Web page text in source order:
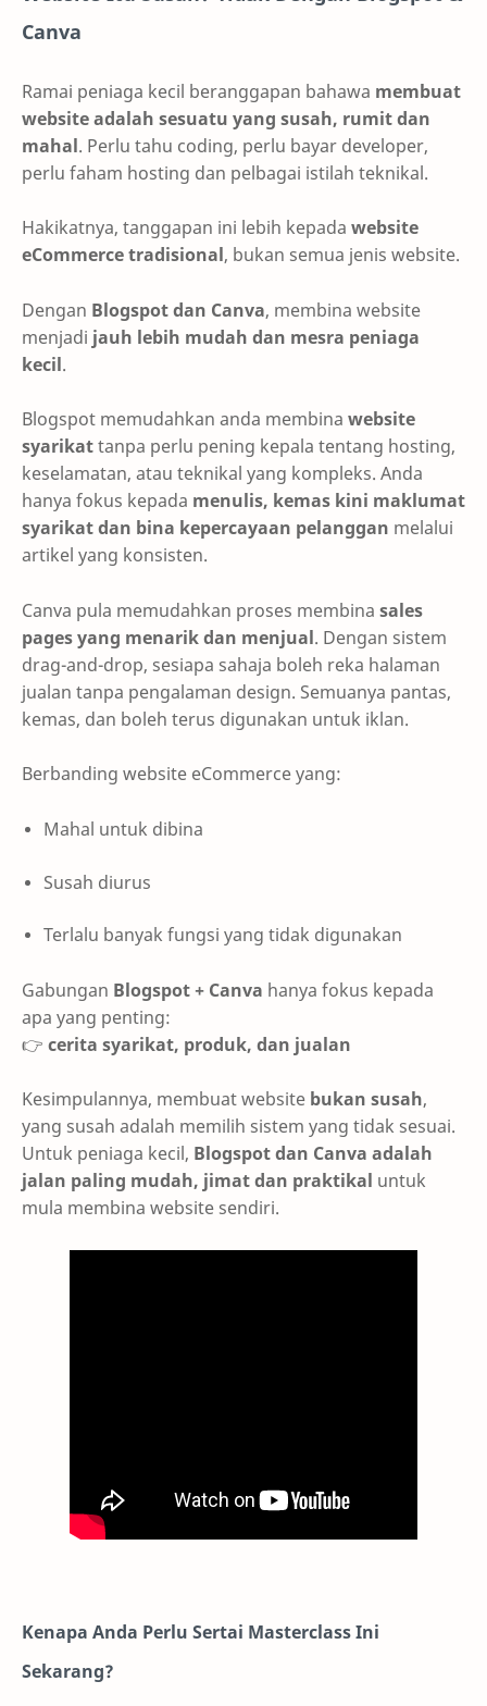
Canva
Ramai peniaga kecil beranggapan bahawa membuat
website adalah sesuatu yang susah, rumit dan
mahal. Perlu tahu coding, perlu bayar developer,
perlu faham hosting dan pelbagai istilah teknikal.
Hakikatnya, tanggapan ini lebih kepada website
eCommerce tradisional, bukan semua jenis website.
Dengan Blogspot dan Canva, membina website
menjadi jauh lebih mudah dan mesra peniaga
kecil.
Blogspot memudahkan anda membina website
syarikattanpa perlu pening kepala tentang hosting,
keselamatan, atau teknikal yang kompleks. Anda
hanya fokus kepada menulis, kemas kini maklumat
syarikat dan bina kepercayaan pelanggan melalui
artikel yang konsisten.
Canva pula memudahkan proses membina sales
pages yang menarik dan menjual. Dengan sistem
drag-and-drop, sesiapa sahaja boleh reka halaman
jualan tanpa pengalaman design. Semuanya pantas,
kemas, dan boleh terus digunakan untuk iklan.
Berbanding website eCommerce yang:
Mahal untuk dibina
Susah diurus
Terlalu banyak fungsi yang tidak digunakan
Gabungan Blogspot + Canva hanya fokus kepada
apa yang penting:
👉 cerita syarikat, produk, dan jualan
Kesimpulannya, membuat website bukan susah,
yang susah adalah memilih sistem yang tidak sesuai.
Untuk peniaga kecil, Blogspot dan Canva adalah
jalan paling mudah, jimat dan praktikal untuk
mula membina website sendiri.
Kenapa Anda Perlu Sertai Masterclass Ini
Sekarang?